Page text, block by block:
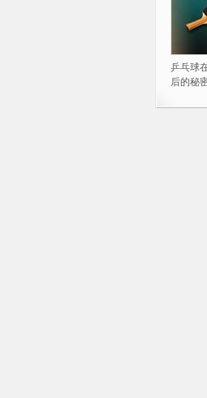
乒乓球
后的秘